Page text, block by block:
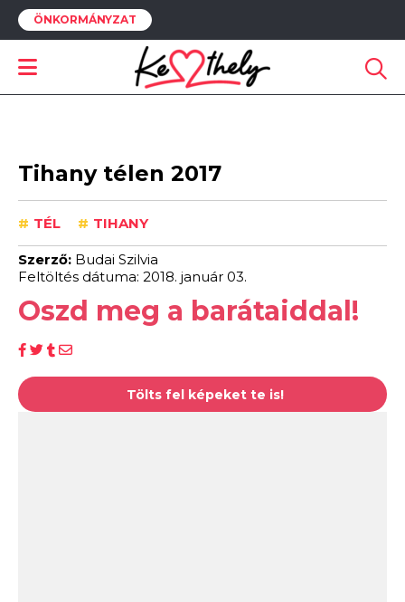
ÖNKORMÁNYZAT
Tihany télen 2017
# TÉL # TIHANY
Szerző: Budai Szilvia
Feltöltés dátuma: 2018. január 03.
Oszd meg a barátaiddal!
Tölts fel képeket te is!